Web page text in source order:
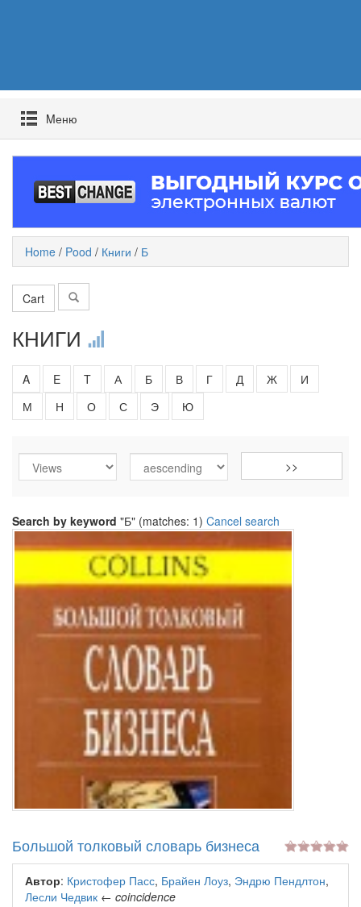
Mеню
Home / Pood / Книги / Б
Cart
КНИГИ
A E T А Б В Г Д Ж
И
М
Н О С Э Ю
Search by keyword "Б" (matches: 1) Cancel search
Большой толковый словарь бизнеса
Автор: Кристофер Пасс, Брайен Лоуз, Эндрю Пендлтон,
Лесли Чедвик ← coincidence